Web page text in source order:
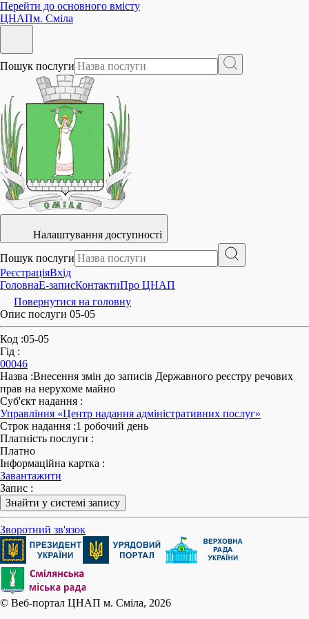
Перейти до основного вмісту
ЦНАПм. Сміла
Пошук послуги
Налаштування доступності
Пошук послуги
РеєстраціяВхід
ГоловнаE-записКонтактиПро ЦНАП
Повернутися на головну
Опис послуги 05-05
Код :05-05
Гід :
00046
Назва :Внесення змін до записів Державного реєстру речових
прав на нерухоме майно
Суб'єкт надання :
Управління «Центр надання адміністративних послуг»
Строк надання :1 робочий день
Платність послуги :
Платно
Інформаційна картка :
Завантажити
Запис :
Знайти у системі запису
Зворотний зв'язок
© Веб-портал ЦНАП м. Сміла, 2026